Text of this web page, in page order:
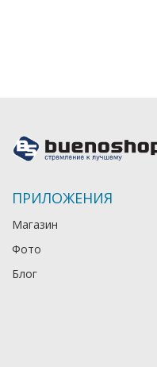
ПРИЛОЖЕНИЯ
Магазин
Фото
Блог